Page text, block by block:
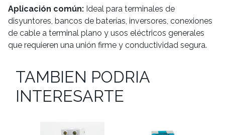
Aplicación común: Ideal para terminales de
disyuntores, bancos de baterías, inversores, conexiones
de cable a terminal plano y usos eléctricos generales
que requieren una unión firme y conductividad segura.
TAMBIEN PODRIA
INTERESARTE